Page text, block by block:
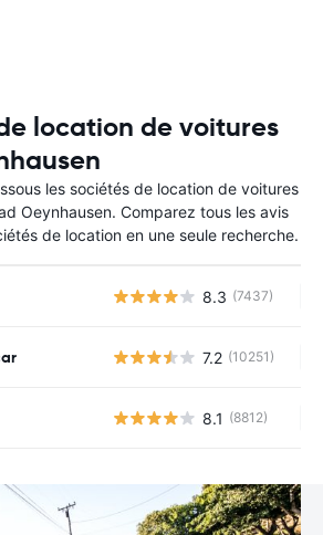
location de voitures
les sociétés de location de voitures
Oeynhausen. Comparez tous les avis
de location en une seule recherche.
8.3 (7437)
7.2 (10251)
8.1 (8812)